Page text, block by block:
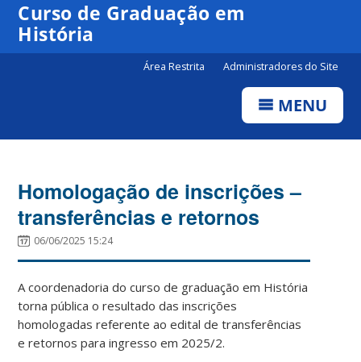
Canais
Curso de Graduação em
História
Área Restrita Administradores do Site
MENU
Homologação de inscrições –
transferências e retornos
06/06/2025 15:24
A coordenadoria do curso de graduação em História
torna pública o resultado das inscrições
homologadas referente ao edital de transferências
e retornos para ingresso em 2025/2.